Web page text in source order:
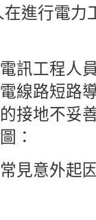
進行電力
訊工程人
線路短路
接地不妥
：
見意外起